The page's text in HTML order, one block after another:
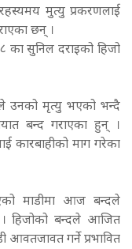
मुत्यु प्रकरणलाई
छन् ।
का सुनिल दराइको हिजो
उनको मृत्यु भएको भन्दै
बन्द गराएका हुन् ।
कारबाहीको माग गरेका
माडीमा आज बन्दले
। हिजोको बन्दले आजित
आवतजावत गर्ने प्रभावित